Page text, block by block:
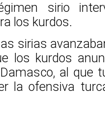
sirio
los kurdos.
sirias
los kurdos
al que
la ofensiva